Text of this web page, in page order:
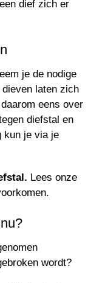
dief zich er
je de nodige
laten zich
eens over
diefstal en
kun je via je
Lees onze
wordt?